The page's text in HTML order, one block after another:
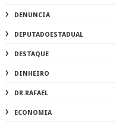
DENUNCIA
DEPUTADOESTADUAL
DESTAQUE
DINHEIRO
DR.RAFAEL
ECONOMIA